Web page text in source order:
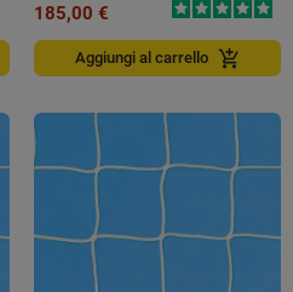
185,00 €
Aggiungi al carrello add_shopping_cart